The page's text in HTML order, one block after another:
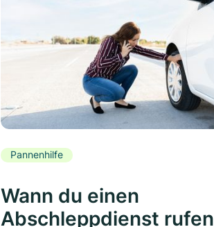
Pannenhilfe
Wann du einen
Abschleppdienst rufen